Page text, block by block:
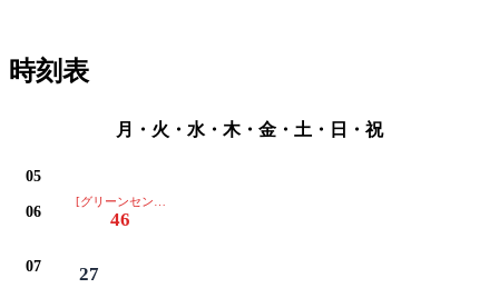
時刻表
月・火・水・木・金・土・日・祝
05
06
[グリーンセンター・イオン・保健センター・みよし市役所・ベイシア・豊
46
07 27